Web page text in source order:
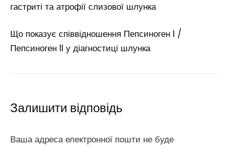
гастриті та атрофії слизової шлунка
Що показує співвідношення Пепсиноген I /
Пепсиноген II у діагностиці шлунка
Залишити відповідь
Ваша адреса електронної пошти не буде